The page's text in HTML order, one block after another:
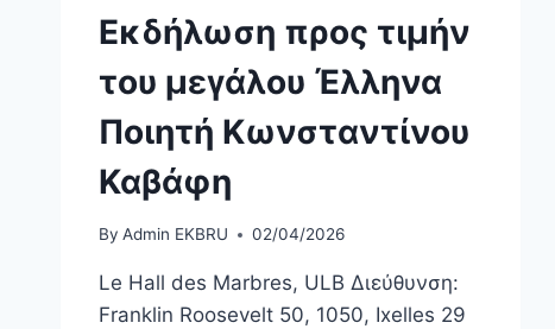
Εκδήλωση προς τιμήν
του μεγάλου Έλληνα
Ποιητή Κωνσταντίνου
Καβάφη
By Admin EKBRU 02/04/2026
Le Hall des Marbres, ULB Διεύθυνση:
Franklin Roosevelt 50, 1050, Ixelles 29